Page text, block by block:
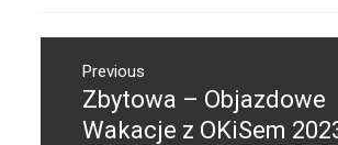
wpisuPrevious
Previous
post:
Zbytowa – Objazdowe
Wakacje z OKiSem